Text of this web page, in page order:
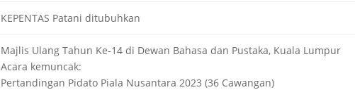
KEPENTAS Patani ditubuhkan
Majlis Ulang Tahun Ke-14 di Dewan Bahasa dan Pustaka, Kuala Lumpur
Acara kemuncak:
Pertandingan Pidato Piala Nusantara 2023 (36 Cawangan)